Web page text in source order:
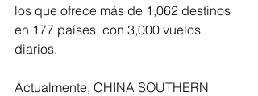
los que ofrece más de 1,062 destinos
en 177 países, con 3,000 vuelos
diarios.
Actualmente, CHINA SOUTHERN